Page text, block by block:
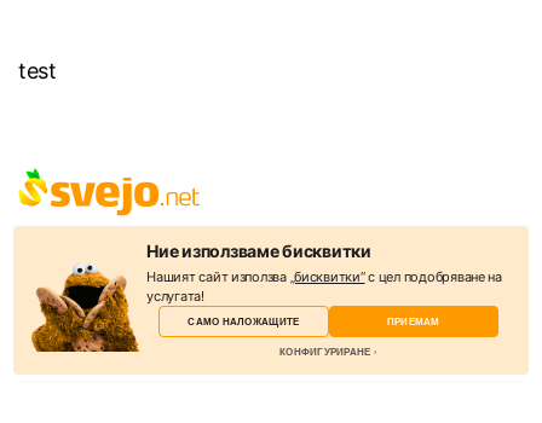
test
Svejo е социална мрежа, където можете да откриете всичко –
новини, забавления, интересни и полезни снимки и видеа. Целта
на уебсайта е да бъде полезен и да обединява съдържанието на
десетки източници. В Svejo акцентът е информацията и нейният
подбор от потребителите.
Ние използваме бисквитки
Нашият сайт използва „бисквитки“с цел подобряване на
услугата!
САМО НАЛОЖАЩИТЕ ПРИЕМАМ
КОНФИГУРИРАНЕ